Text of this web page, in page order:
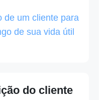
de um cliente para
de sua vida útil
do cliente